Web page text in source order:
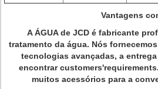
Vantagens
A ÁGUA de JCD é fabricante
tratamento da água. Nós
tecnologias avançadas, a
encontrar
muitos acessórios para a